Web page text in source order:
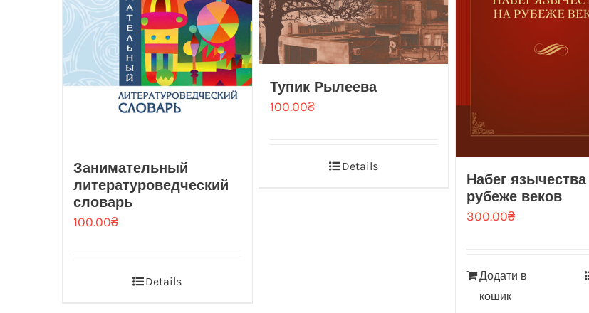
Занимательный
литературоведческий
словарь
100.00₴
Details
Тупик Рылеева
100.00₴
Details
Набег язычества
рубеже веков
300.00₴
Додати в
кошик